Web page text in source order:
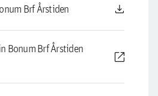
Brf Årstiden download
Bonum Brf Årstiden
open_in_new